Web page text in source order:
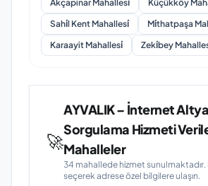
Akçapinar Mahallesi̇
Küçükköy
Sahi̇l Kent Mahallesi̇
Mi̇thatpaşa
Karaayit Mahallesi̇
Zeki̇bey
🚀
AYVALIK – İnternet
Sorgulama Hizmeti
Mahalleler
34 mahallede hizmet sunulmaktadır.
seçerek adrese özel bilgilere ulaşın.